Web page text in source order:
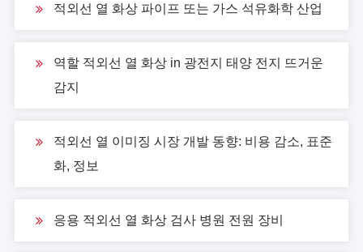
적외선 열 화상 파이프 또는 가스 석유화학 산업
역할 적외선 열 화상 in 광전지 태양 전지 뜨거운
감지
적외선 열 이미징 시장 개발 동향: 비용 감소, 표준
화, 정보
응용 적외선 열 화상 검사 병원 전원 장비